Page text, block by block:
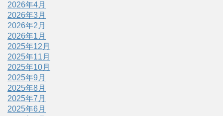
2026年4月
2026年3月
2026年2月
2026年1月
2025年12月
2025年11月
2025年10月
2025年9月
2025年8月
2025年7月
2025年6月